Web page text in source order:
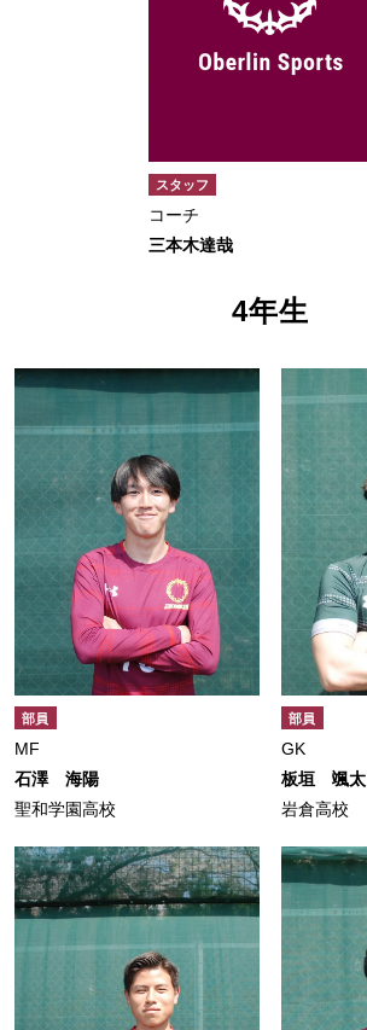
スタッフ
コーチ
三本木達哉
4年生
部員
MF
石澤 海陽
聖和学園高校
部員
GK
板垣 颯太
岩倉高校